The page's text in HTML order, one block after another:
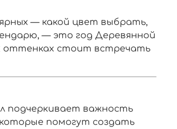
— какой цвет выбрать,
— это год Деревянной
оттенках стоит встречать
подчеркивает важность
помогут создать